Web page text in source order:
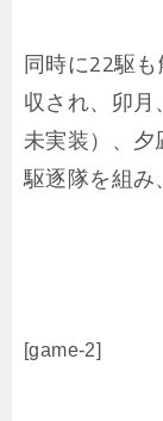
同時に22駆
収され、卯
未実装）、
駆逐隊を組み
[game-2]